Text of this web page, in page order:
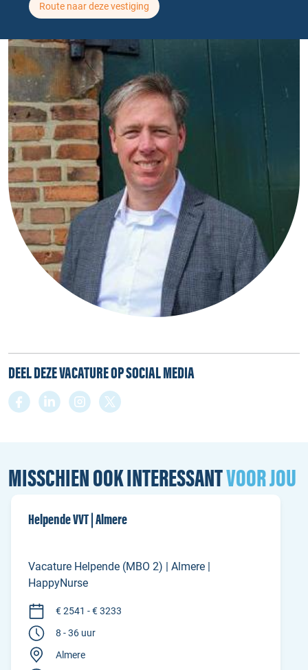
Route naar deze vestiging
DEEL DEZE VACATURE OP SOCIAL MEDIA
MISSCHIEN OOK INTERESSANTVOOR JOU
Helpende VVT | Almere
Vacature Helpende (MBO 2) | Almere |
HappyNurse
€ 2541 - € 3233
8 - 36 uur
Almere